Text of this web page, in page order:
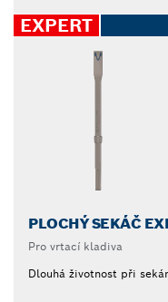
EXPERT
PLOCHÝ SEKÁČ
Pro vrtací kladiva
Dlouhá životnost při